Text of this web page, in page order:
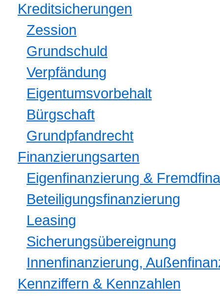
Kreditsicherungen
Zession
Grundschuld
Verpfändung
Eigentumsvorbehalt
Bürgschaft
Grundpfandrecht
Finanzierungsarten
Eigenfinanzierung &
Beteiligungsfinanzierung
Leasing
Sicherungsübereignung
Innenfinanzierung,
Kennziffern & Kennzahlen